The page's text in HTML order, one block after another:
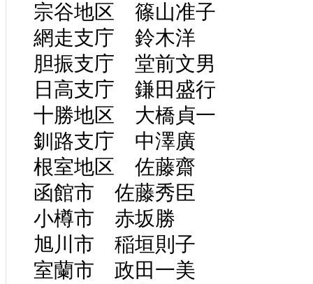
宗谷地区 篠山准子
網走支庁 鈴木洋
胆振支庁 堂前文男
日高支庁 鎌田盛行
十勝地区 大橋貞一
釧路支庁 中澤廣
根室地区 佐藤齋
函館市 佐藤秀臣
小樽市 赤坂勝
旭川市 稲垣則子
室蘭市 政田一美